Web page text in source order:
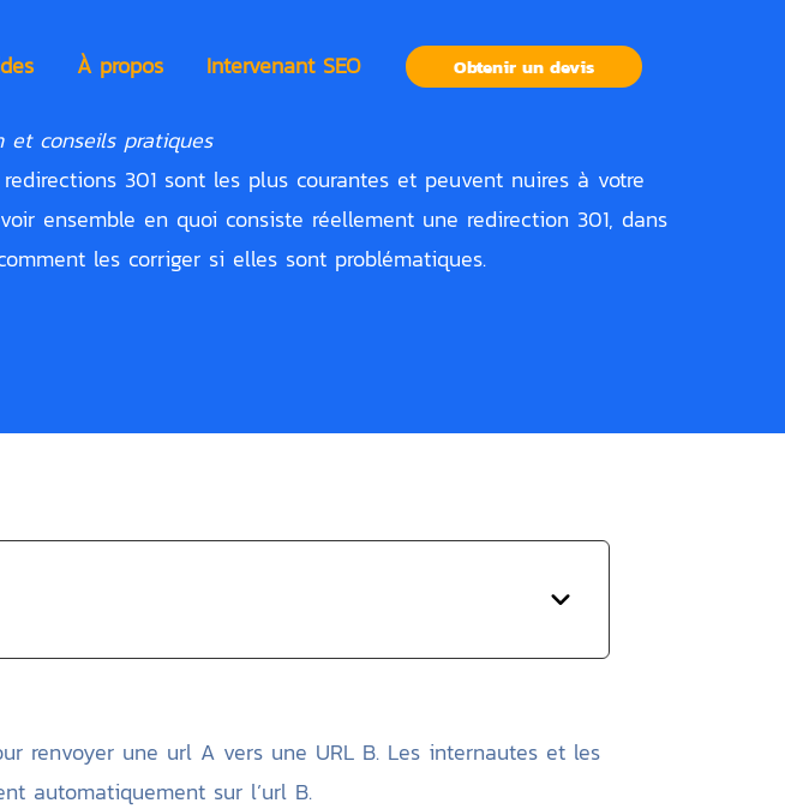
À propos Intervenant SEO Obtenir un devis
et conseils pratiques
301 sont les plus courantes et peuvent nuires à votre
ensemble en quoi consiste réellement une redirection 301, dans
les corriger si elles sont problématiques.
renvoyer une url A vers une URL B. Les internautes et les
automatiquement sur l’url B.